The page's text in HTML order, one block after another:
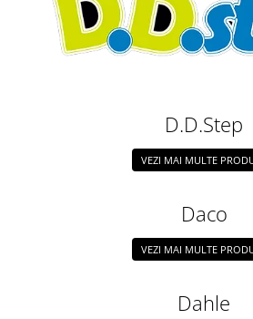
D.D.Step
VEZI MAI MULTE
Daco
VEZI MAI MULTE
Dahle